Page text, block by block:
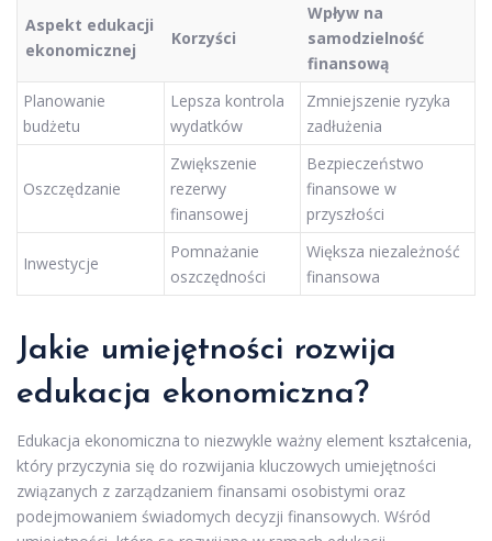
Aspekt edukacji
ekonomicznej
Korzyści
Wpływ na
samodzielność
finansową
Planowanie
budżetu
Lepsza kontrola
wydatków
Zmniejszenie ryzyka
zadłużenia
Oszczędzanie
Zwiększenie
rezerwy
finansowej
Bezpieczeństwo
finansowe w
przyszłości
Inwestycje
Pomnażanie
oszczędności
Większa niezależność
finansowa
Jakie umiejętności rozwija
edukacja ekonomiczna?
Edukacja ekonomiczna to niezwykle ważny element kształcenia,
który przyczynia się do rozwijania kluczowych umiejętności
związanych z zarządzaniem finansami osobistymi oraz
podejmowaniem świadomych decyzji finansowych. Wśród